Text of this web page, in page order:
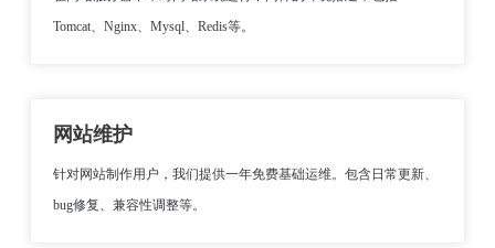
Tomcat、Nginx、Mysql、Redis等。
网站维护
针对网站制作用户，我们提供一年免费基础运维。包含日常更新、
bug修复、兼容性调整等。